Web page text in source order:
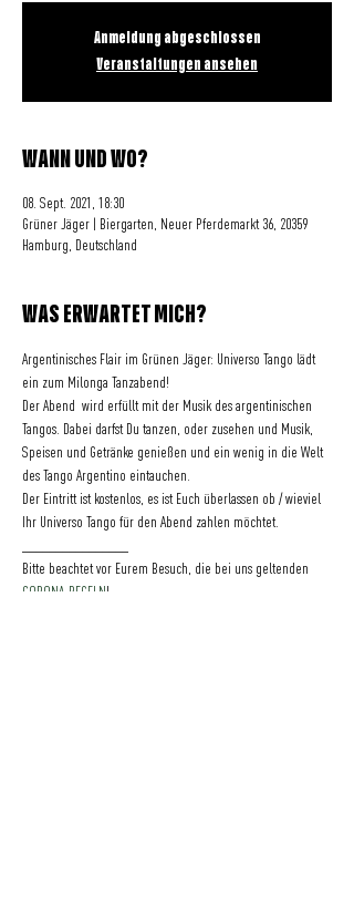
Anmeldung abgeschlossen
Veranstaltungen ansehen
WANN UND WO?
08. Sept. 2021, 18:30
Grüner Jäger | Biergarten, Neuer Pferdemarkt 36, 20359
Hamburg, Deutschland
WAS ERWARTET MICH?
Argentinisches Flair im Grünen Jäger: Universo Tango lädt
ein zum Milonga Tanzabend!
Der Abend  wird erfüllt mit der Musik des argentinischen
Tangos. Dabei darfst Du tanzen, oder zusehen und Musik,
Speisen und Getränke genießen und ein wenig in die Welt
des Tango Argentino eintauchen.
Der Eintritt ist kostenlos, es ist Euch überlassen ob / wieviel
Ihr Universo Tango für den Abend zahlen möchtet.
Bitte beachtet vor Eurem Besuch, die bei uns geltenden
CORONA-REGELN!